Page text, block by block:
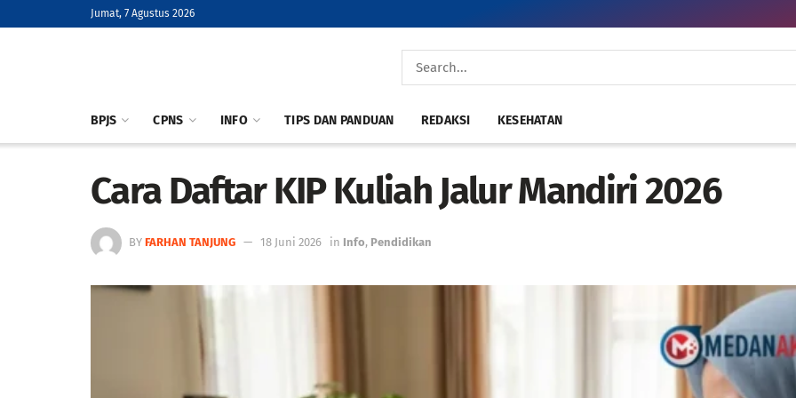
Jumat, 7 Agustus 2026
BPJS CPNS INFO TIPS DAN PANDUAN REDAKSI KESEHATAN
Cara Daftar KIP Kuliah Jalur Mandiri 2026
BY FARHAN TANJUNG 18 Juni 2026 in Info, Pendidikan